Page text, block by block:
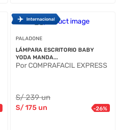
PALADONE
LÁMPARA ESCRITORIO BABY
YODA MANDA...
Por COMPRAFACIL EXPRESS
S/239 un
S/175 un -26%